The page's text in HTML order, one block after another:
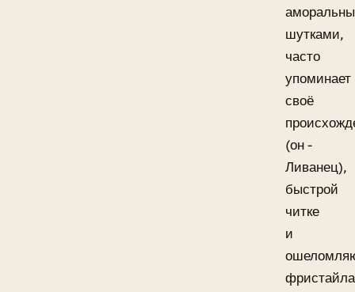
шутками,
часто
упоминает
своё
(он -
Ливанец),
быстрой
читке
и